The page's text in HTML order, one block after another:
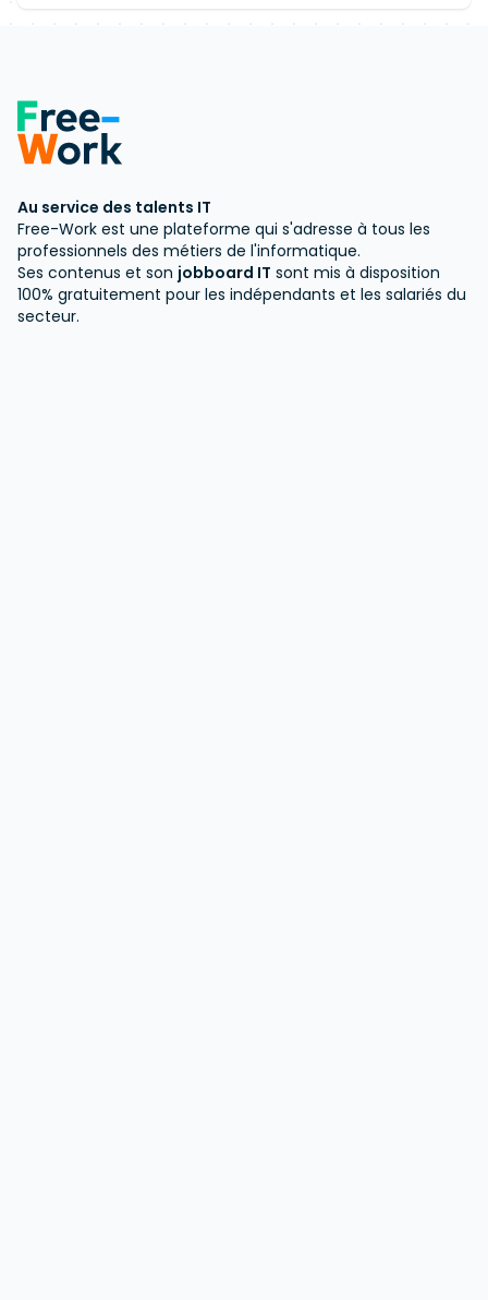
Au service des talents IT
Free-Work est une plateforme qui s'adresse à tous les
professionnels des métiers de l'informatique.
Ses contenus et son jobboard IT sont mis à disposition
100% gratuitement pour les indépendants et les salariés du
secteur.